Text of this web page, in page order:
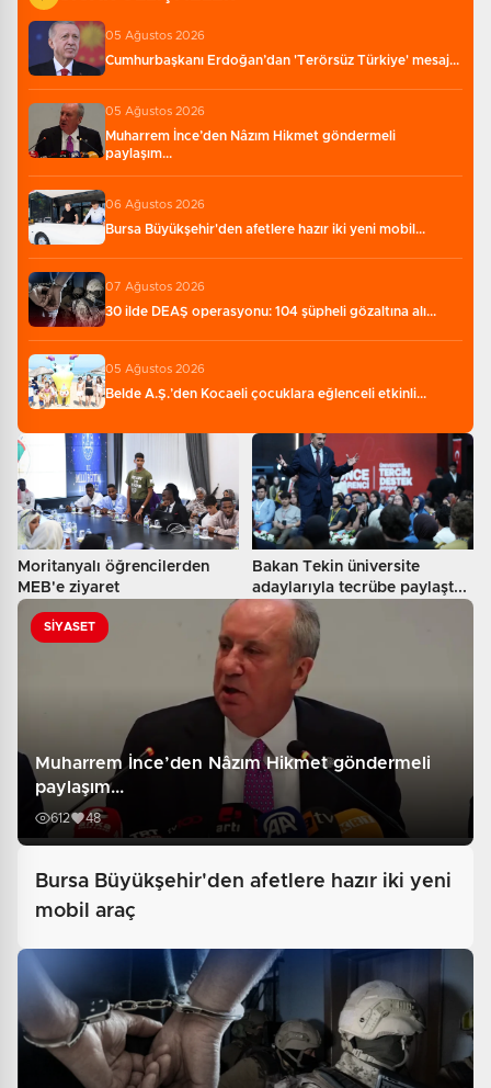
05 Ağustos 2026
Cumhurbaşkanı Erdoğan’dan 'Terörsüz Türkiye' mesaj...
05 Ağustos 2026
Muharrem İnce’den Nâzım Hikmet göndermeli
paylaşım...
06 Ağustos 2026
Bursa Büyükşehir'den afetlere hazır iki yeni mobil...
07 Ağustos 2026
30 ilde DEAŞ operasyonu: 104 şüpheli gözaltına alı...
05 Ağustos 2026
Belde A.Ş.’den Kocaeli çocuklara eğlenceli etkinli...
Moritanyalı öğrencilerden
MEB'e ziyaret
Bakan Tekin üniversite
adaylarıyla tecrübe paylaşt...
SİYASET
Muharrem İnce’den Nâzım Hikmet göndermeli
paylaşım...
612 48
Bursa Büyükşehir'den afetlere hazır iki yeni
mobil araç